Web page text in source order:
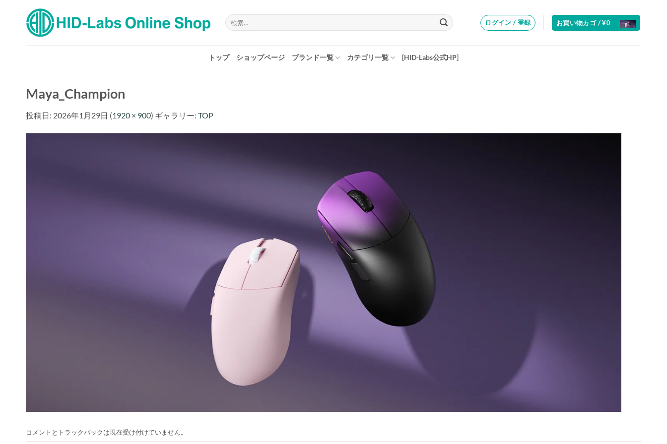
検
索
ログイン / 登録 お買い物カゴ /¥0
トップ ショップページ ブランド一覧 カテゴリ一覧 [HID-Labs公式HP]
Maya_Champion
投稿日: 2026年1月29日 (1920 × 900) ギャラリー: TOP
コメントとトラックバックは現在受け付けていません。